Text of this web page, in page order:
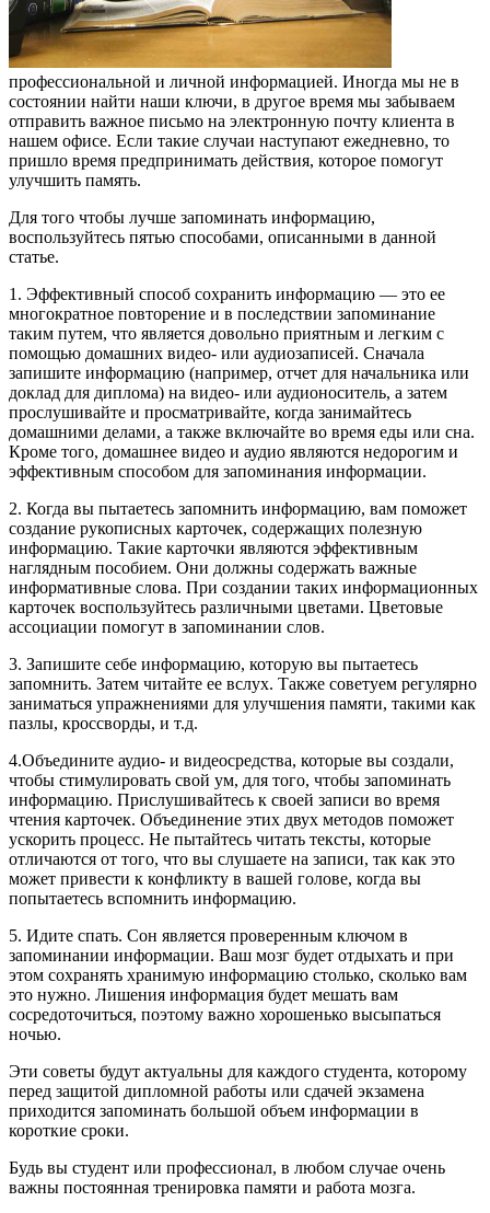
профессиональной и личной информацией. Иногда мы не в
состоянии найти наши ключи, в другое время мы забываем
отправить важное письмо на электронную почту клиента в
нашем офисе. Если такие случаи наступают ежедневно, то
пришло время предпринимать действия, которое помогут
улучшить память.
Для того чтобы лучше запоминать информацию,
воспользуйтесь пятью способами, описанными в данной
статье.
1. Эффективный способ сохранить информацию — это ее
многократное повторение и в последствии запоминание
таким путем, что является довольно приятным и легким с
помощью домашних видео- или аудиозаписей. Сначала
запишите информацию (например, отчет для начальника или
доклад для диплома) на видео- или аудионоситель, а затем
прослушивайте и просматривайте, когда занимайтесь
домашними делами, а также включайте во время еды или сна.
Кроме того, домашнее видео и аудио являются недорогим и
эффективным способом для запоминания информации.
2. Когда вы пытаетесь запомнить информацию, вам поможет
создание рукописных карточек, содержащих полезную
информацию. Такие карточки являются эффективным
наглядным пособием. Они должны содержать важные
информативные слова. При создании таких информационных
карточек воспользуйтесь различными цветами. Цветовые
ассоциации помогут в запоминании слов.
3. Запишите себе информацию, которую вы пытаетесь
запомнить. Затем читайте ее вслух. Также советуем регулярно
заниматься упражнениями для улучшения памяти, такими как
пазлы, кроссворды, и т.д.
4.Объедините аудио- и видеосредства, которые вы создали,
чтобы стимулировать свой ум, для того, чтобы запоминать
информацию. Прислушивайтесь к своей записи во время
чтения карточек. Объединение этих двух методов поможет
ускорить процесс. Не пытайтесь читать тексты, которые
отличаются от того, что вы слушаете на записи, так как это
может привести к конфликту в вашей голове, когда вы
попытаетесь вспомнить информацию.
5. Идите спать. Сон является проверенным ключом в
запоминании информации. Ваш мозг будет отдыхать и при
этом сохранять хранимую информацию столько, сколько вам
это нужно. Лишения информация будет мешать вам
сосредоточиться, поэтому важно хорошенько высыпаться
ночью.
Эти советы будут актуальны для каждого студента, которому
перед защитой дипломной работы или сдачей экзамена
приходится запоминать большой объем информации в
короткие сроки.
Будь вы студент или профессионал, в любом случае очень
важны постоянная тренировка памяти и работа мозга.